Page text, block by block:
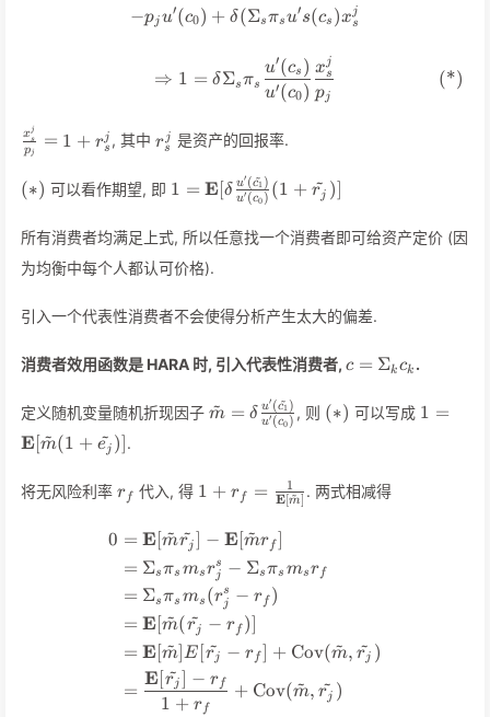
-p_ju'(c_0) +
−pj u′(c0) + δ(Σsπs u′s(cs )xs
j
\Rightarrow 1 = \delta
⇒ 1 = δΣsπs u′(c0)
u′(cs )
pj
xs
j
(*)
\frac{x_s^j}
{p_j} = 1 +
r_s^j
pj
xs
j
= 1 + rs
j , 其中r_s^j
rs
j 是资产的回报率.
(*)
(∗) 可以看作期望, 即 1 =
\mathbf{E}
[\delta
\frac{u'(\tilde
{c_1})}
\tilde {r_j})]
1 = E[δ u′(c0 )
u
′ (c1
~ ) (1 + rj
~ )]
所有消费者均满足上式, 所以任意找一个消费者即可给资产定价 (因
为均衡中每个人都认可价格).
引入一个代表性消费者不会使得分析产生太大的偏差.
消费者效用函数是 HARA 时, 引入代表性消费者, c =
c_k
c = Σk ck .
定义随机变量随机折现因子 \tilde m =
{u'(c_0)}
m
~ = δ u′(c0 )
u
′ (c1
~ ) , 则 (*)
(∗) 可以写成 1 =
1 =
E[m
~(1 + ej
~ )].
将无风险利率 r_f
rf 代入, 得 1 + r_f =
\frac{1}
{\mathbf{E}
[\tilde m]}
1 + rf = E[m
~]
1 . 两式相减得
\begin{align*} 0 &=
0 = E [m
~ rj
~ − E[ m
~rf
= Σs πs msrj
s − Σsπs msr f
= Σs πs ms (rj
s − rf )
= E [m
~(rj
~ − rf )]
= E[m
~]E [rj
~ − rf ] + Cov(m
~, rj
~ )
=
1 + rf
E[rj
~ ] − rf + Cov(m
~, rj
~ )